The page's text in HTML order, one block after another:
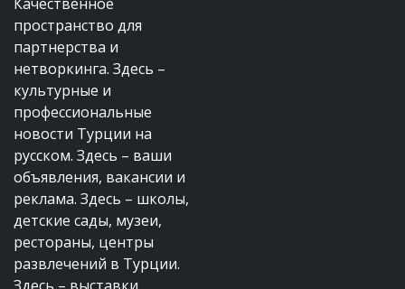
пространство для
партнерства и
нетворкинга. Здесь –
культурные и
профессиональные
новости Турции на
русском. Здесь – ваши
объявления, вакансии и
реклама. Здесь – школы,
детские сады, музеи,
рестораны, центры
развлечений в Турции.